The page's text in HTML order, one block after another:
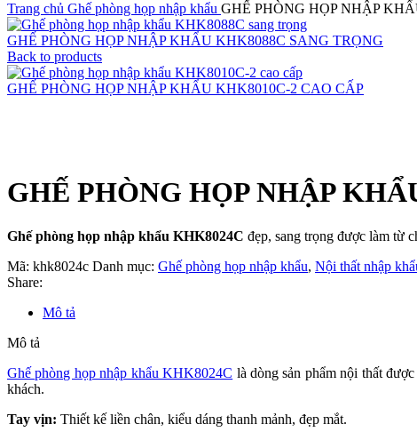
Trang chủ Ghế phòng họp nhập khẩu GHẾ PHÒNG HỌP NHẬP
GHẾ PHÒNG HỌP NHẬP KHẨU KHK8088C SANG TRỌNG
Back to products
GHẾ PHÒNG HỌP NHẬP KHẨU KHK8010C-2 CAO CẤP
GHẾ PHÒNG HỌP NHẬP
Ghế phòng họp nhập khẩu KHK8024C đẹp, sang trọng được làm từ
Mã: khk8024c Danh mục: Ghế phòng họp nhập khẩu, Nội thất nhập
Share:
Mô tả
Mô tả
Ghế phòng họp nhập khẩu KHK8024C là dòng sản phẩm nội thất
khách.
Tay vịn: Thiết kế liền chân, kiểu dáng thanh mảnh, đẹp mắt.